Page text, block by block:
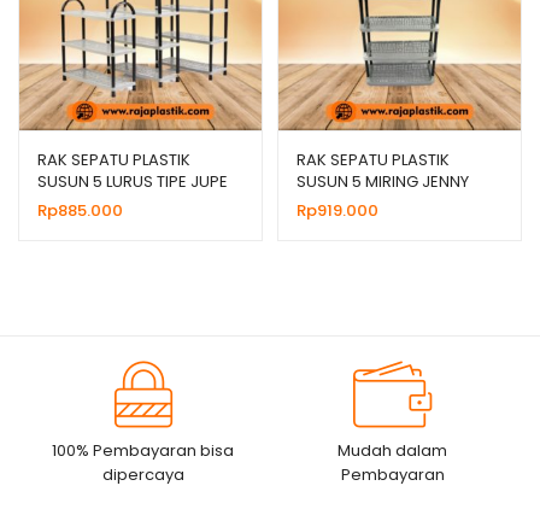
RAK SEPATU PLASTIK
SUSUN 5 LURUS TIPE JUPE
ABU, HARGA MURAH
Rp885.000
RAK SEPATU PLASTIK
SUSUN 5 MIRING JENNY
ABU, HARGA MURAH
Rp919.000
100% Pembayaran bisa
dipercaya
Mudah dalam
Pembayaran